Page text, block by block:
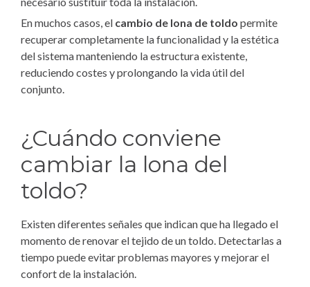
En muchos casos, el cambio de lona de toldo permite
recuperar completamente la funcionalidad y la estética
del sistema manteniendo la estructura existente,
reduciendo costes y prolongando la vida útil del
conjunto.
¿Cuándo conviene
cambiar la lona del
toldo?
Existen diferentes señales que indican que ha llegado el
momento de renovar el tejido de un toldo. Detectarlas a
tiempo puede evitar problemas mayores y mejorar el
confort de la instalación.